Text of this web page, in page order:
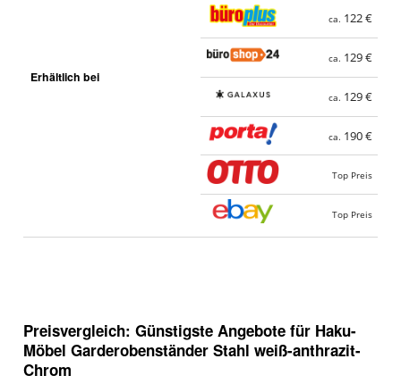
Erhältlich bei
ca. 122 €
ca. 129 €
ca. 129 €
ca. 190 €
Top Preis
Top Preis
Preisvergleich: Günstigste Angebote für Haku-
Möbel Garderobenständer Stahl weiß-anthrazit-
Chrom